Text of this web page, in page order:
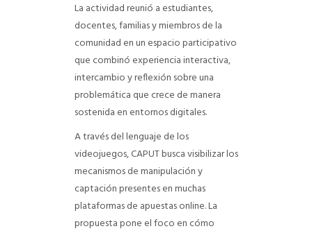
La actividad reunió a estudiantes,
docentes, familias y miembros de la
comunidad en un espacio participativo
que combinó experiencia interactiva,
intercambio y reflexión sobre una
problemática que crece de manera
sostenida en entornos digitales.
A través del lenguaje de los
videojuegos, CAPUT busca visibilizar los
mecanismos de manipulación y
captación presentes en muchas
plataformas de apuestas online. La
propuesta pone el foco en cómo